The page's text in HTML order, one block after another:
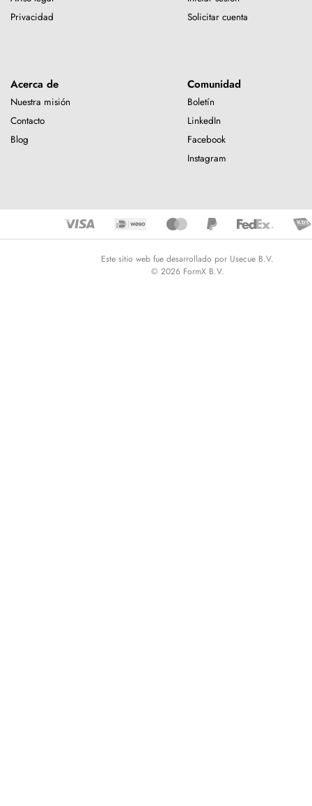
Privacidad
Solicitar cuenta
Acerca de
Nuestra misión
Contacto
Blog
Comunidad
Boletín
LinkedIn
Facebook
Instagram
Este sitio web fue desarrollado por Usecue B.V.
© 2026 FormX B.V.